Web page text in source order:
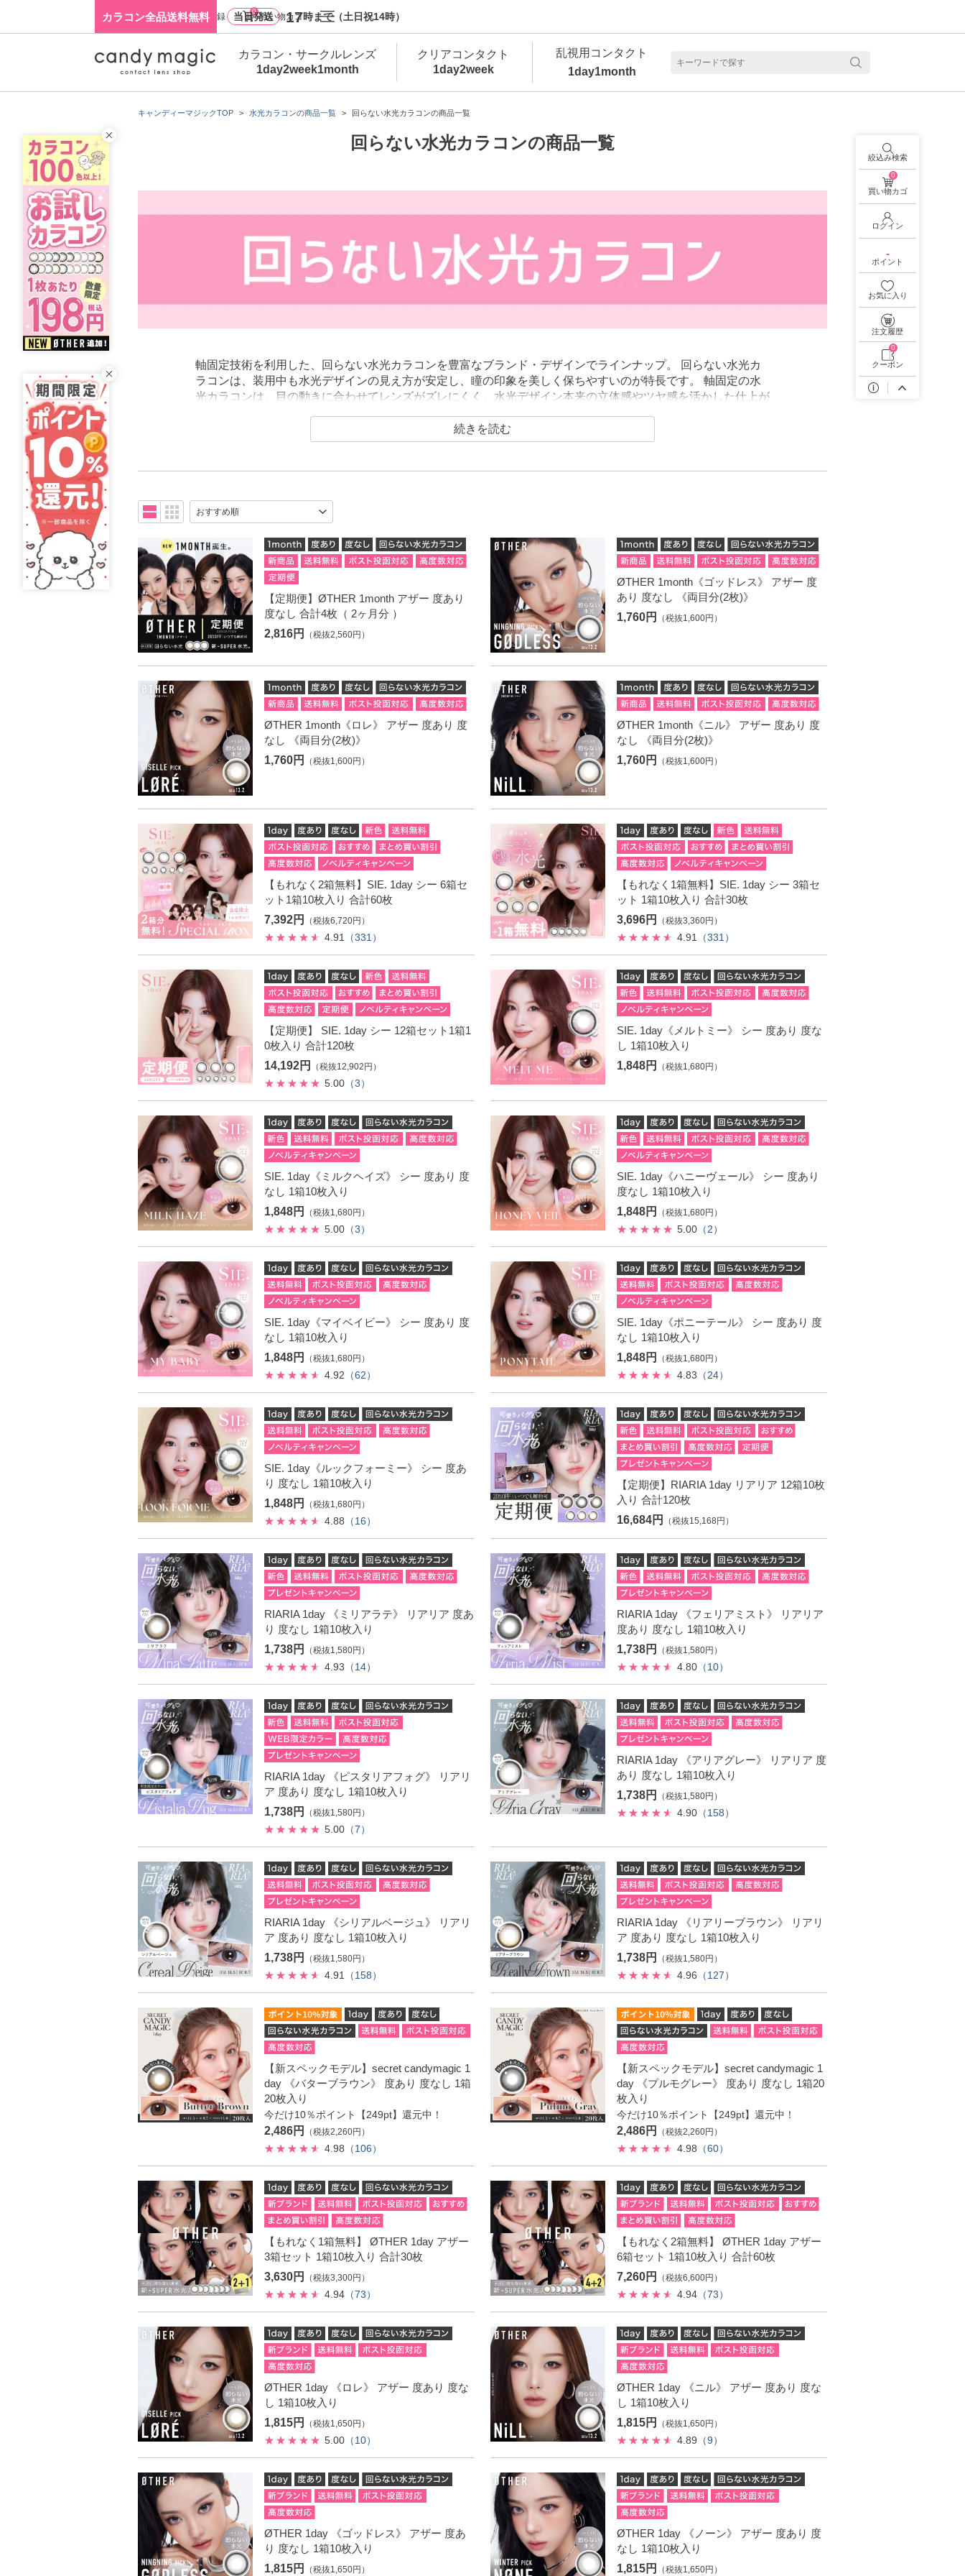
カラコン全品送料無料 当日発送 17時まで（土日祝14時）
キャンディーマジックTOP 水光カラコンの商品一覧 回らない水光カラコンの商品一覧
回らない水光カラコンの商品一覧
軸固定技術を利用した、回らない水光カラコンを豊富なブランド・デザインでラインナップ。 回らない水光カ
ラコンは、装用中も水光デザインの見え方が安定し、瞳の印象を美しく保ちやすいのが特長です。 軸固定の水
光カラコンは、目の動きに合わせてレンズがズレにくく、水光デザイン本来の立体感やツヤ感を活かした仕上が
ンド直営の公式ショップであるcandy magic（キャンディーマジック）の通販なら、 SIE.やLilMe、RIARIAなど
人気ブランドの回らない水光カラコンを比較しながら、自分に合ったデザインやサイズを選択可能。 水光カラ
続きを読む
【定期便】ØTHER 1month アザー 度あり
度なし 合計4枚（ 2ヶ月分 ）
2,816円
（税抜2,560円）
ØTHER 1month《ゴッドレス》 アザー 度
あり 度なし 《両目分(2枚)》
1,760円
（税抜1,600円）
ØTHER 1month《ロレ》 アザー 度あり 度
なし 《両目分(2枚)》
1,760円
（税抜1,600円）
ØTHER 1month《ニル》 アザー 度あり 度
なし 《両目分(2枚)》
1,760円
（税抜1,600円）
【もれなく2箱無料】SIE. 1day シー 6箱セ
ット1箱10枚入り 合計60枚
7,392円
（税抜6,720円）
4.91 （331）
【もれなく1箱無料】SIE. 1day シー 3箱セ
ット 1箱10枚入り 合計30枚
3,696円
（税抜3,360円）
4.91 （331）
【定期便】 SIE. 1day シー 12箱セット1箱1
0枚入り 合計120枚
14,192円
（税抜12,902円）
5.00 （3）
SIE. 1day《メルトミー》 シー 度あり 度な
し 1箱10枚入り
1,848円
（税抜1,680円）
SIE. 1day《ミルクヘイズ》 シー 度あり 度
なし 1箱10枚入り
1,848円
（税抜1,680円）
5.00 （3）
SIE. 1day《ハニーヴェール》 シー 度あり
度なし 1箱10枚入り
1,848円
（税抜1,680円）
5.00（2）
SIE. 1day《マイベイビー》 シー 度あり 度
なし 1箱10枚入り
1,848円
（税抜1,680円）
4.92 （62）
SIE. 1day《ポニーテール》 シー 度あり 度
なし 1箱10枚入り
1,848円
（税抜1,680円）
4.83 （24）
SIE. 1day《ルックフォーミー》 シー 度あ
り 度なし 1箱10枚入り
1,848円
（税抜1,680円）
4.88 （16）
【定期便】RIARIA 1day リアリア 12箱10枚
入り 合計120枚
16,684円
（税抜15,168円）
RIARIA 1day 《ミリアラテ》 リアリア 度あ
り 度なし 1箱10枚入り
1,738円
（税抜1,580円）
4.93 （14）
RIARIA 1day 《フェリアミスト》 リアリア
度あり 度なし 1箱10枚入り
1,738円
（税抜1,580円）
4.80（10）
RIARIA 1day 《ピスタリアフォグ》 リアリ
ア 度あり 度なし 1箱10枚入り
1,738円
（税抜1,580円）
5.00 （7）
RIARIA 1day 《アリアグレー》 リアリア 度
あり 度なし 1箱10枚入り
1,738円
（税抜1,580円）
4.90（158）
RIARIA 1day 《シリアルベージュ》 リアリ
ア 度あり 度なし 1箱10枚入り
1,738円
（税抜1,580円）
4.91 （158）
RIARIA 1day 《リアリーブラウン》 リアリ
ア 度あり 度なし 1箱10枚入り
1,738円
（税抜1,580円）
4.96 （127）
【新スペックモデル】secret candymagic 1
day 《バターブラウン》 度あり 度なし 1箱
20枚入り
今だけ10％ポイント【249pt】還元中！
2,486円 （税抜2,260円）
4.98 （106）
【新スペックモデル】secret candymagic 1
day 《プルモグレー》 度あり 度なし 1箱20
枚入り
今だけ10％ポイント【249pt】還元中！
2,486円 （税抜2,260円）
4.98 （60）
【もれなく1箱無料】 ØTHER 1day アザー
3箱セット 1箱10枚入り 合計30枚
3,630円
（税抜3,300円）
4.94 （73）
【もれなく2箱無料】 ØTHER 1day アザー
6箱セット 1箱10枚入り 合計60枚
7,260円
（税抜6,600円）
4.94（73）
ØTHER 1day 《ロレ》 アザー 度あり 度な
し 1箱10枚入り
1,815円
（税抜1,650円）
5.00 （10）
ØTHER 1day 《ニル》 アザー 度あり 度な
し 1箱10枚入り
1,815円
（税抜1,650円）
4.89 （9）
ØTHER 1day 《ゴッドレス》 アザー 度あ
り 度なし 1箱10枚入り
1,815円
（税抜1,650円）
ØTHER 1day 《ノーン》 アザー 度あり 度
なし 1箱10枚入り
1,815円
（税抜1,650円）
ログイン・新規会員登録
0
買い物カゴ
カラコン・サークルレンズ
1day2week1month
クリアコンタクト
1day2week
乱視用コンタクト
1day1month
絞込み検索
0
買い物カゴ
ログイン
-
ポイント
お気に入り
注文履歴
0
クーポン
新商品
遠近両用カラコン 1day商品一覧を見る